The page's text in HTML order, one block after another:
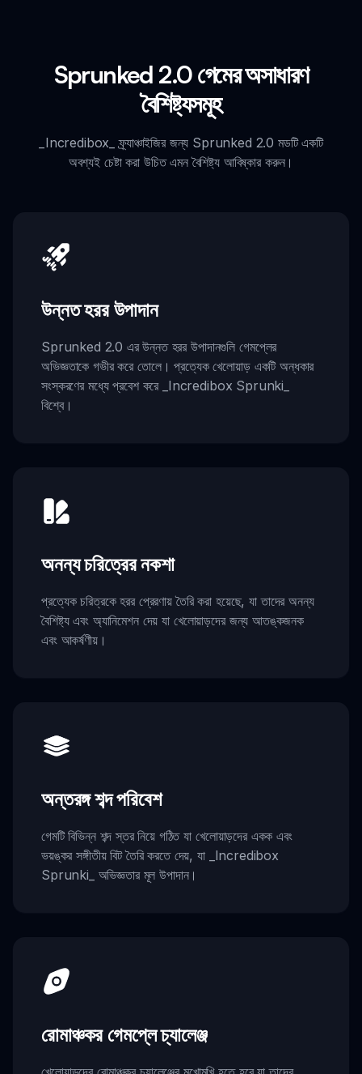
Sprunked 2.0 গেমের অসাধারণ
বৈশিষ্ট্যসমূহ
_Incredibox_ ফ্র্যাঞ্চাইজির জন্য Sprunked 2.0 মডটি একটি
অবশ্যই চেষ্টা করা উচিত এমন বৈশিষ্ট্য আবিষ্কার করুন।
উন্নত হরর উপাদান
Sprunked 2.0 এর উন্নত হরর উপাদানগুলি গেমপ্লের
অভিজ্ঞতাকে গভীর করে তোলে। প্রত্যেক খেলোয়াড় একটি অন্ধকার
সংস্করণের মধ্যে প্রবেশ করে _Incredibox Sprunki_
বিশ্বে।
অনন্য চরিত্রের নকশা
প্রত্যেক চরিত্রকে হরর প্রেরণায় তৈরি করা হয়েছে, যা তাদের অনন্য
বৈশিষ্ট্য এবং অ্যানিমেশন দেয় যা খেলোয়াড়দের জন্য আতঙ্কজনক
এবং আকর্ষণীয়।
অন্তরঙ্গ শব্দ পরিবেশ
গেমটি বিভিন্ন শব্দ স্তর নিয়ে গঠিত যা খেলোয়াড়দের একক এবং
ভয়ঙ্কর সঙ্গীতীয় বিট তৈরি করতে দেয়, যা _Incredibox
Sprunki_ অভিজ্ঞতার মূল উপাদান।
রোমাঞ্চকর গেমপ্লে চ্যালেঞ্জ